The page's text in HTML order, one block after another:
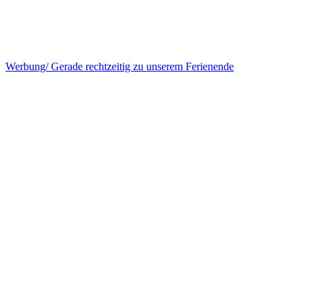
Werbung/ Gerade rechtzeitig zu unserem Ferienende